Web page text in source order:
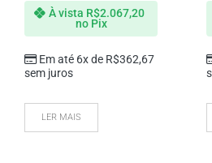
Em até 6x de R$362,67
sem juros
À vista R$2.067,20
no Pix
LER MAIS